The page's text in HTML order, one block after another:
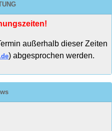
außerhalb dieser Zeiten
) abgesprochen werden.